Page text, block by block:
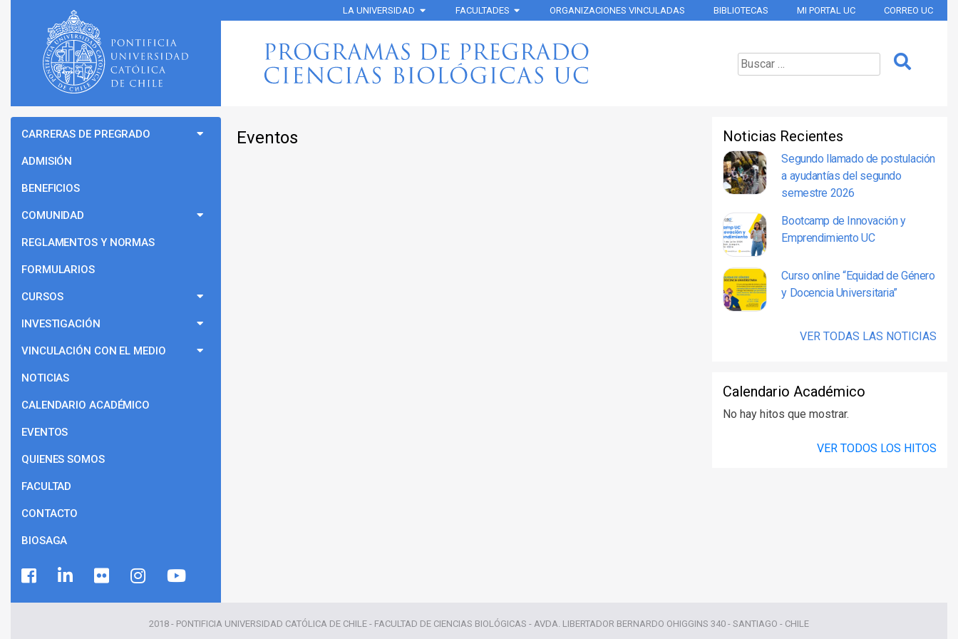
LA UNIVERSIDAD FACULTADES ORGANIZACIONES VINCULADAS BIBLIOTECAS MI PORTAL UC CORREO UC
Eventos
CARRERAS DE PREGRADO
ADMISIÓN
BENEFICIOS
COMUNIDAD
REGLAMENTOS Y NORMAS
FORMULARIOS
CURSOS
INVESTIGACIÓN
VINCULACIÓN CON EL MEDIO
NOTICIAS
CALENDARIO ACADÉMICO
EVENTOS
QUIENES SOMOS
FACULTAD
CONTACTO
BIOSAGA
Noticias Recientes
Segundo llamado de postulación
a ayudantías del segundo
semestre 2026
Bootcamp de Innovación y
Emprendimiento UC
Curso online “Equidad de Género
y Docencia Universitaria”
VER TODAS LAS NOTICIAS
Calendario Académico
No hay hitos que mostrar.
VER TODOS LOS HITOS
2018 - PONTIFICIA UNIVERSIDAD CATÓLICA DE CHILE - FACULTAD DE CIENCIAS BIOLÓGICAS - AVDA. LIBERTADOR BERNARDO OHIGGINS 340 - SANTIAGO - CHILE